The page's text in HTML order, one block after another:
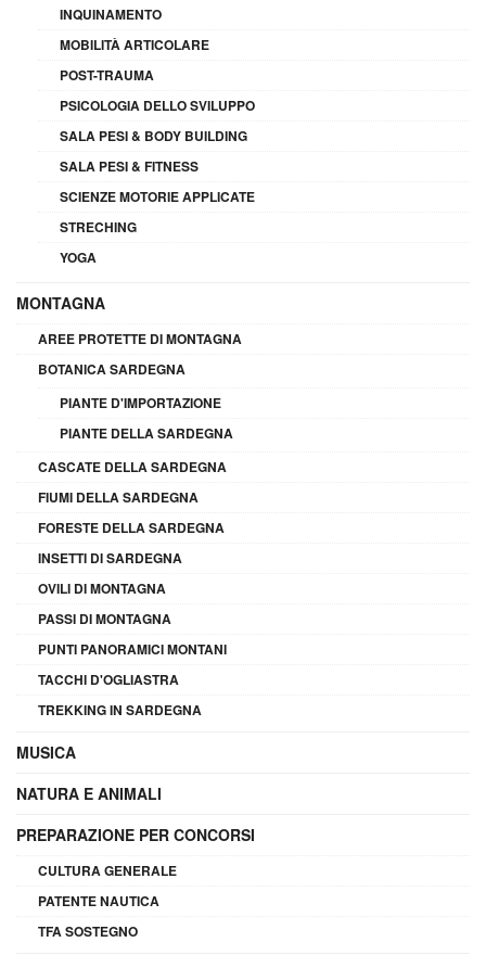
INQUINAMENTO
MOBILITÀ ARTICOLARE
POST-TRAUMA
PSICOLOGIA DELLO SVILUPPO
SALA PESI & BODY BUILDING
SALA PESI & FITNESS
SCIENZE MOTORIE APPLICATE
STRECHING
YOGA
MONTAGNA
AREE PROTETTE DI MONTAGNA
BOTANICA SARDEGNA
PIANTE D'IMPORTAZIONE
PIANTE DELLA SARDEGNA
CASCATE DELLA SARDEGNA
FIUMI DELLA SARDEGNA
FORESTE DELLA SARDEGNA
INSETTI DI SARDEGNA
OVILI DI MONTAGNA
PASSI DI MONTAGNA
PUNTI PANORAMICI MONTANI
TACCHI D'OGLIASTRA
TREKKING IN SARDEGNA
MUSICA
NATURA E ANIMALI
PREPARAZIONE PER CONCORSI
CULTURA GENERALE
PATENTE NAUTICA
TFA SOSTEGNO